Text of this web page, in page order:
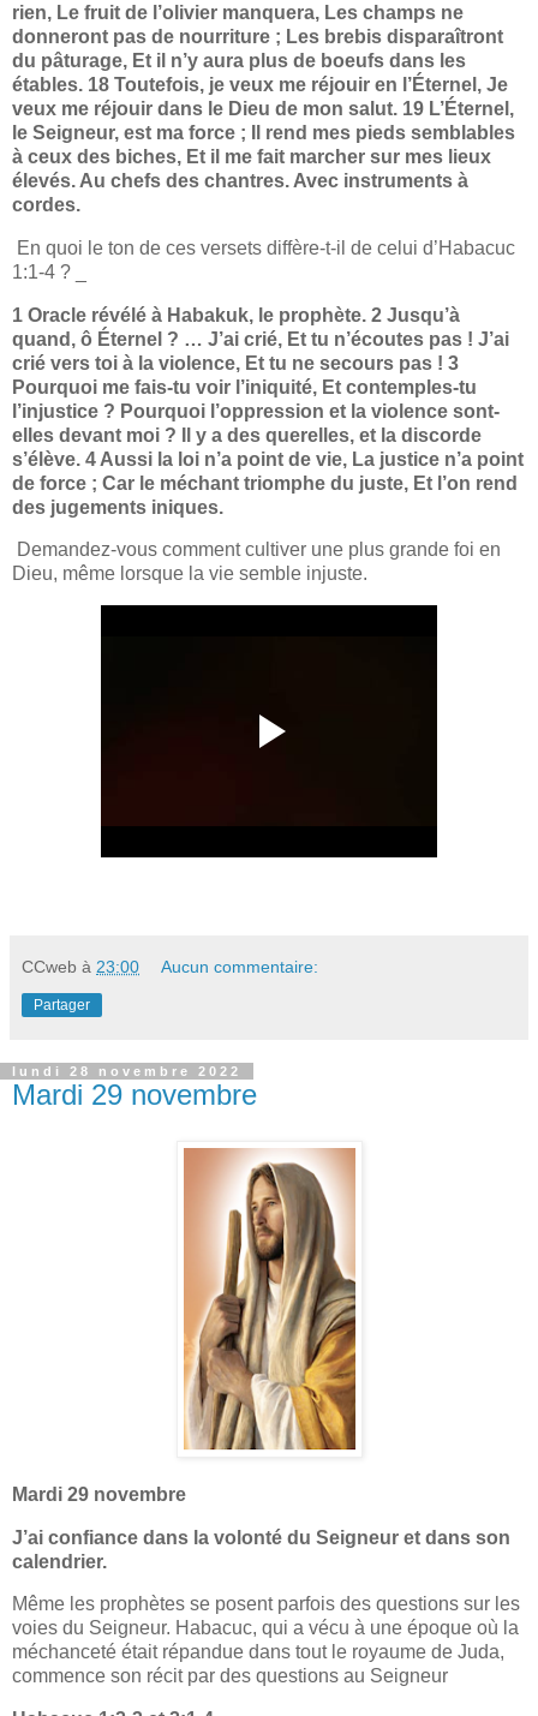
rien, Le fruit de l’olivier manquera, Les champs ne
donneront pas de nourriture ; Les brebis disparaîtront
du pâturage, Et il n’y aura plus de boeufs dans les
étables. 18 Toutefois, je veux me réjouir en l’Éternel, Je
veux me réjouir dans le Dieu de mon salut. 19 L’Éternel,
le Seigneur, est ma force ; Il rend mes pieds semblables
à ceux des biches, Et il me fait marcher sur mes lieux
élevés. Au chefs des chantres. Avec instruments à
cordes.
En quoi le ton de ces versets diffère-t-il de celui d’Habacuc
1:1-4 ? _
1 Oracle révélé à Habakuk, le prophète. 2 Jusqu’à
quand, ô Éternel ? … J’ai crié, Et tu n’écoutes pas ! J’ai
crié vers toi à la violence, Et tu ne secours pas ! 3
Pourquoi me fais-tu voir l’iniquité, Et contemples-tu
l’injustice ? Pourquoi l’oppression et la violence sont-
elles devant moi ? Il y a des querelles, et la discorde
s’élève. 4 Aussi la loi n’a point de vie, La justice n’a point
de force ; Car le méchant triomphe du juste, Et l’on rend
des jugements iniques.
Demandez-vous comment cultiver une plus grande foi en
Dieu, même lorsque la vie semble injuste.
CCweb à 23:00 Aucun commentaire:
Partager
lundi 28 novembre 2022
Mardi 29 novembre
Mardi 29 novembre
J’ai confiance dans la volonté du Seigneur et dans son
calendrier.
Même les prophètes se posent parfois des questions sur les
voies du Seigneur. Habacuc, qui a vécu à une époque où la
méchanceté était répandue dans tout le royaume de Juda,
commence son récit par des questions au Seigneur